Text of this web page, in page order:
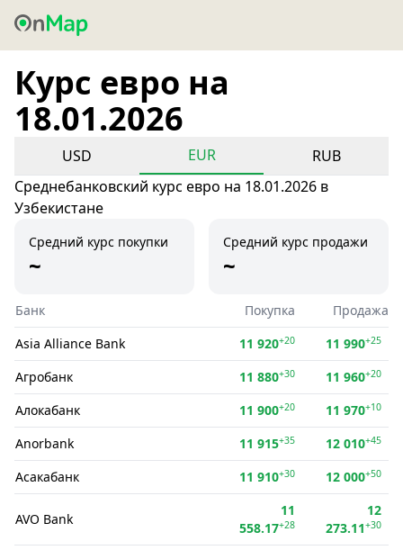
Курс евро на
18.01.2026
USD EUR
RUB
Среднебанковский курс евро на 18.01.2026 в
Узбекистане
Средний курс покупки
~
Средний курс продажи
~
Банк Покупка
Продажа
Asia Alliance Bank
11 920+20 11 990+25
Агробанк 11 880+30 11 960+20
Алокабанк 11 900+20 11 970+10
Anorbank 11 915+35 12 010+45
Асакабанк 11 910+30 12 000+50
AVO Bank
11
558.17+28
12
273.11+30